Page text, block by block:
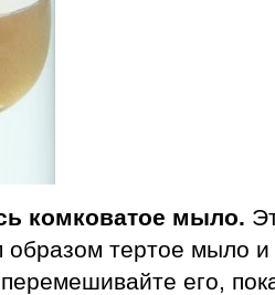
комковатое мыло.
тертое мыло и
его,